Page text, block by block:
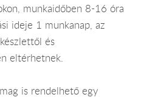
munkaidőben 8-16 óra
ideje 1 munkanap, az
és
eltérhetnek.
is rendelhető egy